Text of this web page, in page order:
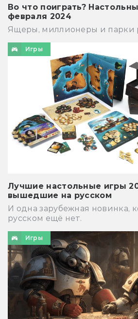
Во что поиграть?
февраля 2024
Ящеры, миллионеры и парки
Игры
Лучшие настольные игры
вышедшие на русском
И одна зарубежная новинка,
русском ещё нет.
Игры